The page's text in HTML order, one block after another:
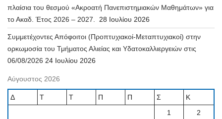
πλαίσια του θεσμού «Ακροατή Πανεπιστημιακών Μαθημάτων» για
το Ακαδ. Έτος 2026 – 2027.
28 Ιουλίου 2026
Συμμετέχοντες Απόφοιτοι (Προπτυχιακοί-Μεταπτυχιακοί) στην
ορκωμοσία του Τμήματος Αλιείας και Υδατοκαλλιεργειών στις
06/08/2026 24 Ιουλίου 2026
Αύγουστος 2026
Δ Τ Τ Π Π Σ
Κ
1
2